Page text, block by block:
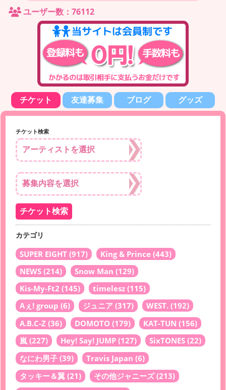
ユーザー数：76112
チケット 友達募集 ブログ グッズ
チケット検索
カテゴリ
SUPER EIGHT (917) King & Prince (443)
NEWS (214) Snow Man (129)
Kis-My-Ft2 (145) timelesz (115)
Aぇ! group (6) ジュニア (317) WEST. (192)
A.B.C-Z (36) DOMOTO (179) KAT-TUN (156)
嵐 (227) Hey! Say! JUMP (127) SixTONES (22)
なにわ男子 (39) Travis Japan (6)
タッキー＆翼 (21) その他ジャニーズ(213)